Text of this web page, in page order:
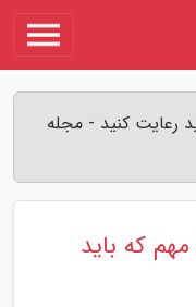
مهم که باید رعایت کنید - مجله
و 7 نکته مهم که باید